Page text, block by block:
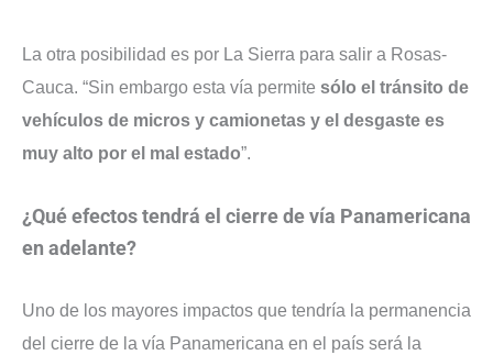
La otra posibilidad es por La Sierra para salir a Rosas-
Cauca. “Sin embargo esta vía permite sólo el tránsito de
vehículos de micros y camionetas y el desgaste es
muy alto por el mal estado”.
¿Qué efectos tendrá el cierre de vía Panamericana
en adelante?
Uno de los mayores impactos que tendría la permanencia
del cierre de la vía Panamericana en el país será la